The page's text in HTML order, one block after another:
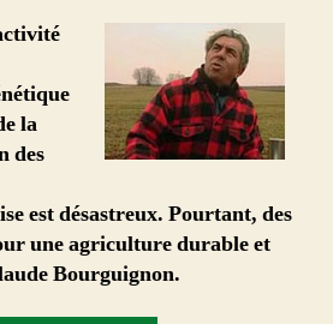
gestion
dramatique
des
sols
de
l’agriculture
la
des
est désastreux. Pourtant, des
une agriculture durable et
Bourguignon.